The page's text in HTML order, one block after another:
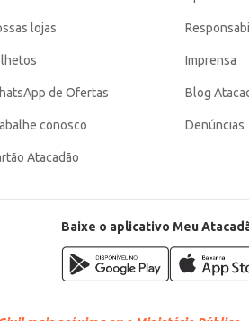
lojas
de Ofertas
conosco
Atacadão
Imprensa
Blog
Denúncias
Baixe o aplicativo Meu